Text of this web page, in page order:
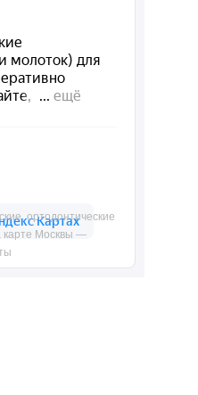
ортодонтические
карте Москвы —